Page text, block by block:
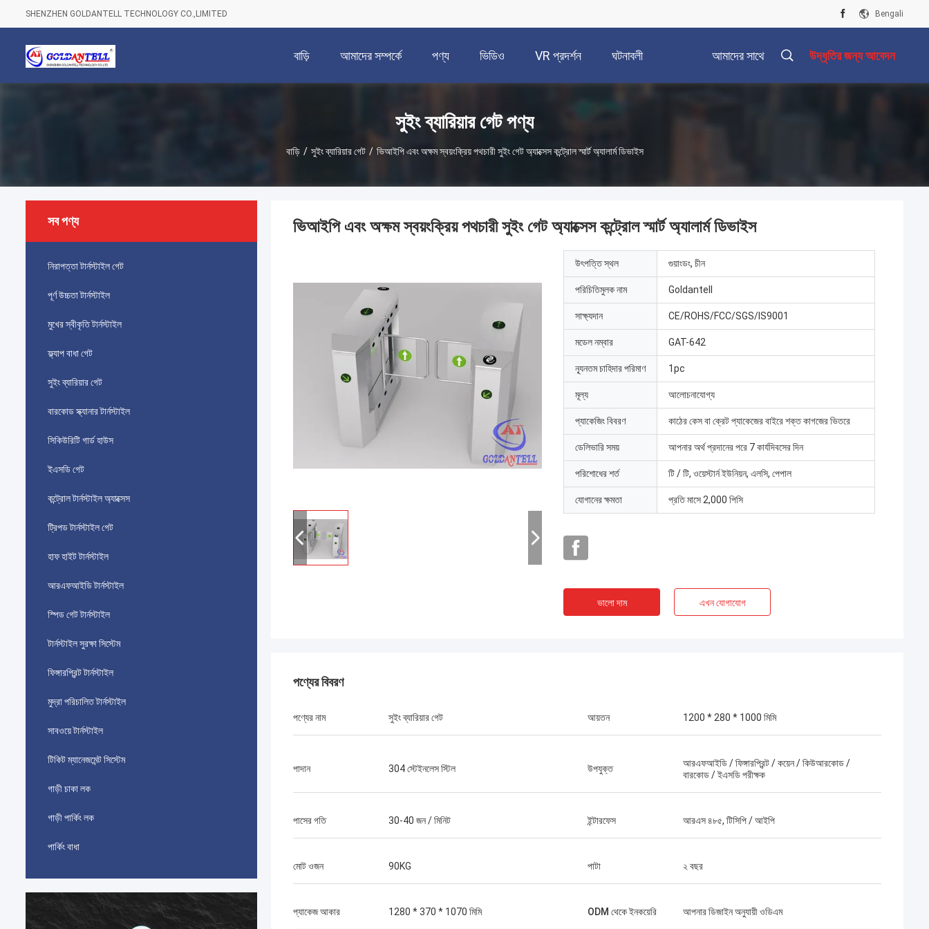
SHENZHEN GOLDANTELL TECHNOLOGY CO.,LIMITED Bengali
বাড়ি আমাদের সম্পর্কে পণ্য ভিডিও VR প্রদর্শন ঘটনাবলী আমাদের সাথে উদ্ধৃতির জন্য আবেদন
সুইং ব্যারিয়ার গেট পণ্য
বাড়ি / সুইং ব্যারিয়ার গেট / ভিআইপি এবং অক্ষম স্বয়ংক্রিয় পথচারী সুইং গেট অ্যাক্সেস কন্ট্রোল স্মার্ট অ্যালার্ম ডিভাইস
সব পণ্য
নিরাপত্তা টার্নস্টাইল গেট
পূর্ণ উচ্চতা টার্নস্টাইল
মুখের স্বীকৃতি টার্নস্টাইল
ফ্ল্যাপ বাধা গেট
সুইং ব্যারিয়ার গেট
বারকোড স্ক্যানার টার্নস্টাইল
সিকিউরিটি গার্ড হাউস
ইএসডি গেট
কন্ট্রোল টার্নস্টাইল অ্যাক্সেস
ট্রিপড টার্নস্টাইল গেট
হাফ হাইট টার্নস্টাইল
আরএফআইডি টার্নস্টাইল
স্পিড গেট টার্নস্টাইল
টার্নস্টাইল সুরক্ষা সিস্টেম
ফিঙ্গারপ্রিন্ট টার্নস্টাইল
মুদ্রা পরিচালিত টার্নস্টাইল
সাবওয়ে টার্নস্টাইল
টিকিট ম্যানেজমেন্ট সিস্টেম
গাড়ী চাকা লক
গাড়ী পার্কিং লক
পার্কিং বাধা
ভিআইপি এবং অক্ষম স্বয়ংক্রিয় পথচারী সুইং গেট অ্যাক্সেস কন্ট্রোল স্মার্ট অ্যালার্ম ডিভাইস
উৎপত্তি স্থল গুয়াংডং, চীন
পরিচিতিমুলক নাম Goldantell
সাক্ষ্যদান CE/ROHS/FCC/SGS/IS9001
মডেল নম্বার GAT-642
ন্যূনতম চাহিদার পরিমাণ 1pc
মূল্য আলোচনাযোগ্য
প্যাকেজিং বিবরণ কাঠের কেস বা ক্রেট প্যাকেজের বাইরে শক্ত কাগজের ভিতরে
ডেলিভারি সময় আপনার অর্থ প্রদানের পরে 7 কার্যদিবসের দিন
পরিশোধের শর্ত টি / টি, ওয়েস্টার্ন ইউনিয়ন, এলসি, পেপাল
যোগানের ক্ষমতা প্রতি মাসে 2,000 পিসি
ভালো দাম এখন যোগাযোগ
পণ্যের বিবরণ
পণ্যের নাম সুইং ব্যারিয়ার গেট আয়তন 1200 * 280 * 1000 মিমি
পাদান 304 স্টেইনলেস স্টিল উপযুক্ত
আরএফআইডি / ফিঙ্গারপ্রিন্ট / কয়েন / কিউআরকোড /
বারকোড / ইএসডি পরীক্ষক
পাসের গতি 30-40 জন / মিনিট ইন্টারফেস আরএস ৪৮৫, টিসিপি / আইপি
মোট ওজন 90KG পাটা ২ বছর
প্যাকেজ আকার 1280 * 370 * 1070 মিমি ODM থেকে ইনকয়েরি আপনার ডিজাইন অনুযায়ী ওডিএম